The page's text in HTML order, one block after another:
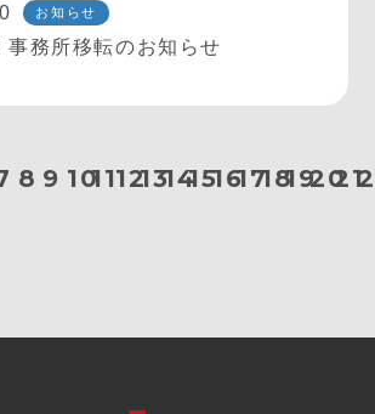
お知らせ
事務所移転のお知らせ
8 9 101112131415161718192021